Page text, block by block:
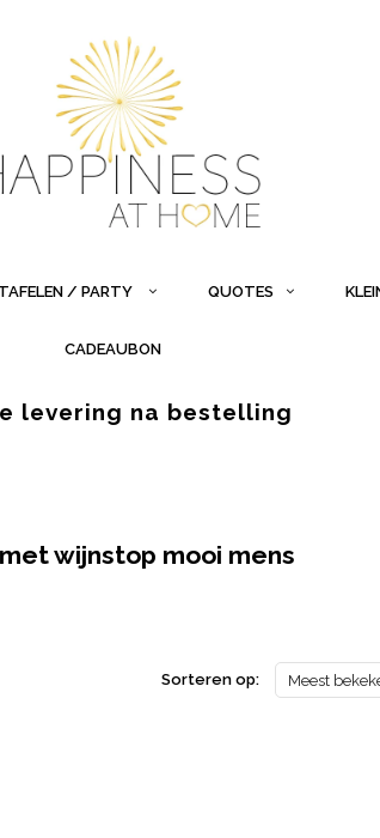
/ PARTY QUOTES
CADEAUBON
levering na bestelling
wijnstop mooi mens
Sorteren op: Meest